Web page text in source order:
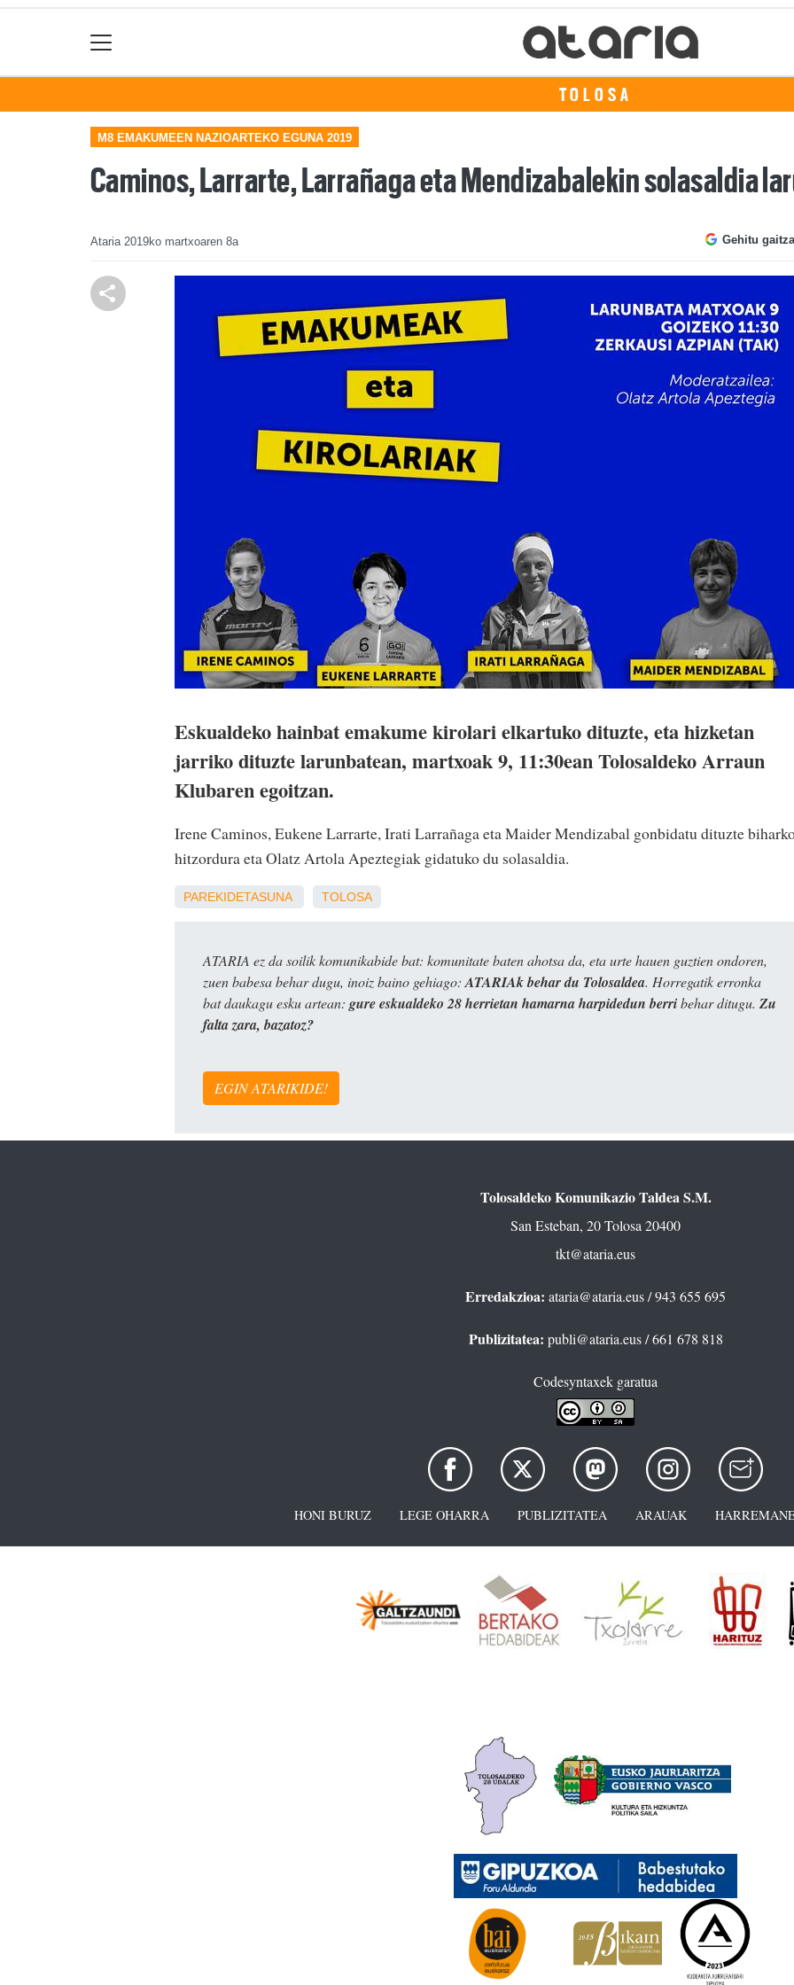
TOLOSA
M8 EMAKUMEEN NAZIOARTEKO EGUNA 2019
Caminos, Larrarte, Larrañaga eta Mendizabalekin solasaldia
Ataria 2019ko martxoaren 8a Gehitu
Eskualdeko hainbat emakume kirolari elkartuko dituzte, eta hizketan
jarriko dituzte larunbatean, martxoak 9, 11:30ean Tolosaldeko Arraun
Klubaren egoitzan.
Irene Caminos, Eukene Larrarte, Irati Larrañaga eta Maider Mendizabal gonbidatu dituzte
hitzordura eta Olatz Artola Apeztegiak gidatuko du solasaldia.
PAREKIDETASUNA TOLOSA
ATARIA ez da soilik komunikabide bat: komunitate baten ahotsa da, eta urte hauen guztien ondoren,
zuen babesa behar dugu, inoiz baino gehiago: ATARIAk behar du Tolosaldea. Horregatik erronka
bat daukagu esku artean: gure eskualdeko 28 herrietan hamarna harpidedun berribehar ditugu. Zu
falta zara, bazatoz?
EGIN ATARIKIDE!
Tolosaldeko Komunikazio Taldea S.M.
San Esteban, 20 Tolosa 20400
tkt@ataria.eus
Erredakzioa: ataria@ataria.eus/ 943 655 695
Publizitatea: publi@ataria.eus/ 661 678 818
Codesyntaxek garatua
HONI BURUZ LEGE OHARRA PUBLIZITATEA ARAUAK